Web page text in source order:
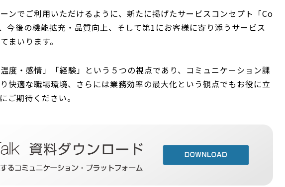
ンでご利用いただけるように、新たに掲げたサービスコンセプト「Co
後の機能拡充・品質向上、そして第1にお客様に寄り添うサービス
まいります。
度・感情」「経験」という５つの視点であり、コミュニケーション課
快適な職場環境、さらには業務効率の最大化という観点でもお役に立
ご期待ください。